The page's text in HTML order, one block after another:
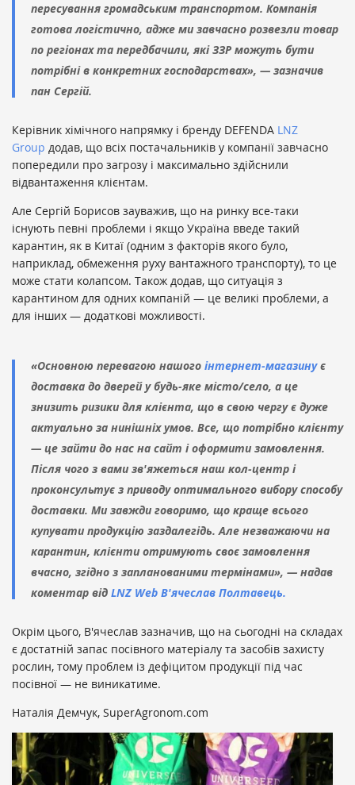
пересування громадським транспортом. Компанія
готова логістично, адже ми завчасно розвезли товар
по регіонах та передбачили, які ЗЗР можуть бути
потрібні в конкретних господарствах», — зазначив
пан Сергій.
Керівник хімічного напрямку і бренду DEFENDA LNZ
Group додав, що всіх постачальників у компанії завчасно
попередили про загрозу і максимально здійснили
відвантаження клієнтам.
Але Сергій Борисов зауважив, що на ринку все-таки
існують певні проблеми і якщо Україна введе такий
карантин, як в Китаї (одним з факторів якого було,
наприклад, обмеження руху вантажного транспорту), то це
може стати колапсом. Також додав, що ситуація з
карантином для одних компаній — це великі проблеми, а
для інших — додаткові можливості.
«Основною перевагою нашого інтернет-магазинує
доставка до дверей у будь-яке місто/село, а це
знизить ризики для клієнта, що в свою чергу є дуже
актуально за нинішніх умов. Все, що потрібно клієнту
— це зайти до нас на сайт і оформити замовлення.
Після чого з вами зв'яжеться наш кол-центр і
проконсультує з приводу оптимального вибору способу
доставки. Ми завжди говоримо, що краще всього
купувати продукцію заздалегідь. Але незважаючи на
карантин, клієнти отримують своє замовлення
вчасно, згідно з запланованими термінами», — надав
коментар від LNZ Web В'ячеслав Полтавець.
Окрім цього, В'ячеслав зазначив, що на сьогодні на складах
є достатній запас посівного матеріалу та засобів захисту
рослин, тому проблем із дефіцитом продукції під час
посівної — не виникатиме.
Наталія Демчук, SuperAgronom.com